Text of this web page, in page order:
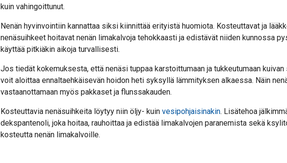
kuin vahingoittunut.
Nenän hyvinvointiin kannattaa siksi kiinnittää erityistä huomiota. Kosteuttavat ja
nenäsuihkeet hoitavat nenän limakalvoja tehokkaasti ja edistävät niiden kunnossa
käyttää pitkiäkin aikoja turvallisesti.
Jos tiedät kokemuksesta, että nenäsi tuppaa karstoittumaan ja tukkeutumaan
voit aloittaa ennaltaehkäisevän hoidon heti syksyllä lämmityksen alkaessa. Näin
vastaanottamaan myös pakkaset ja flunssakauden.
Kosteuttavia nenäsuihkeita löytyy niin öljy- kuin vesipohjaisinakin. Lisätehoa
dekspantenoli, joka hoitaa, rauhoittaa ja edistää limakalvojen paranemista sekä
kosteutta nenän limakalvoille.